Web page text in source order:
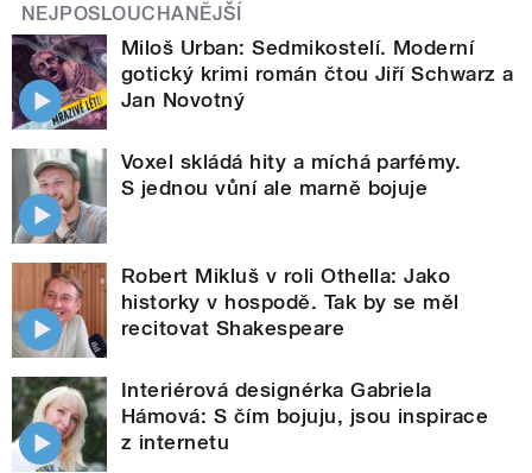
NEJPOSLOUCHANĚJŠÍ
Miloš Urban: Sedmikostelí. Moderní
gotický krimi román čtou Jiří Schwarz a
Jan Novotný
Voxel skládá hity a míchá parfémy.
S jednou vůní ale marně bojuje
Robert Mikluš v roli Othella: Jako
historky v hospodě. Tak by se měl
recitovat Shakespeare
Interiérová designérka Gabriela
Hámová: S čím bojuju, jsou inspirace
z internetu